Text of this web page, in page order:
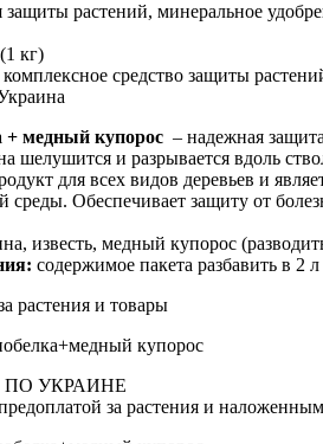
защиты растений, минеральное
кг)
комплексное средство защиты
+ медный купорос – надежная
шелушится и разрывается вдоль
для всех видов деревьев и
среды. Обеспечивает защиту от
известь, медный купорос
содержимое пакета разбавить в 2
растения и товары
ПО УКРАИНЕ
за растения и